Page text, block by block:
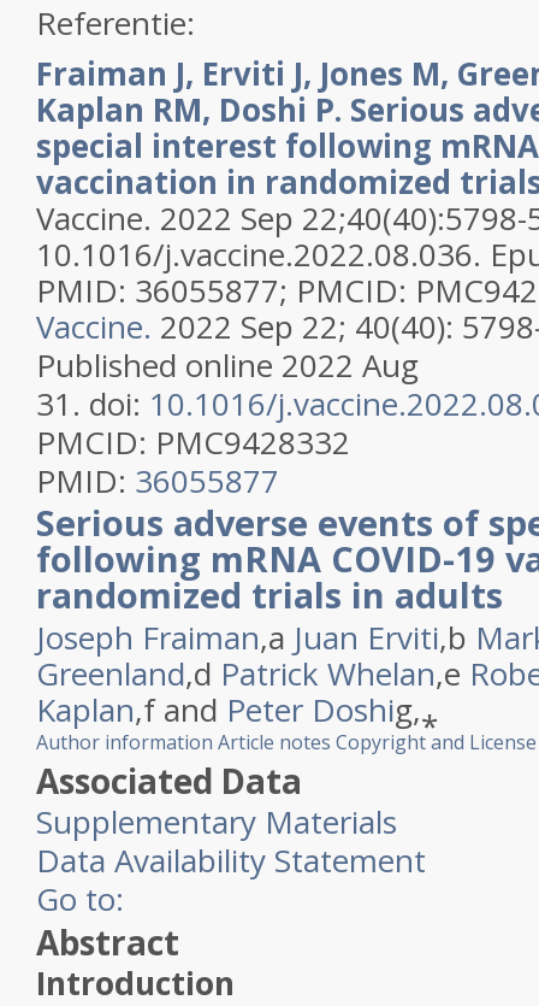
Referentie:
Fraiman J, Erviti J, Jones M,
Kaplan RM, Doshi P. Serious
special interest following mRNA
vaccination in randomized
Vaccine. 2022 Sep
10.1016/j.vaccine.2022.08.036.
PMID: 36055877; PMCID:
Vaccine. 2022 Sep 22; 40(40):
Published online 2022 Aug
31. doi: 10.1016/
PMCID: PMC9428332
PMID: 36055877
Serious adverse events of
following mRNA COVID-19
randomized trials in adults
Joseph Fraiman,a Juan Erviti,b
Greenland,d Patrick Whelan,e
Kaplan,fand Peter Doshig,⁎
Author information Article notes Copyright and
Associated Data
Supplementary Materials
Data Availability Statement
Go to:
Abstract
Introduction